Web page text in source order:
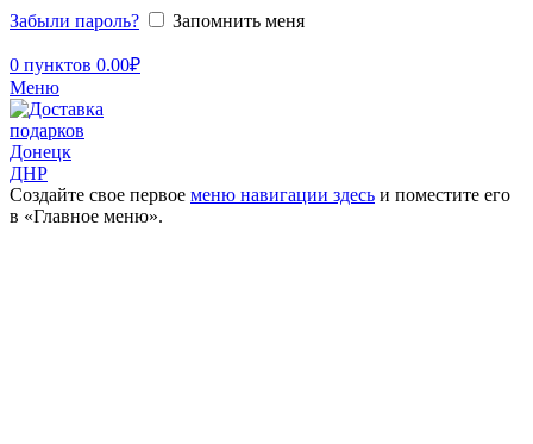
Забыли пароль? Запомнить меня
0 пунктов 0.00₽
Меню
Создайте свое первое меню навигации здесь и поместите его
в «Главное меню».